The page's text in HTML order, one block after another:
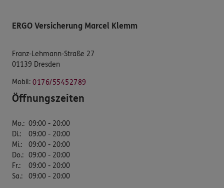
ERGO Versicherung Marcel Klemm
Franz-Lehmann-Straße 27
01139 Dresden
Mobil: 0176/55452789
Öffnungszeiten
Mo.: 09:00 - 20:00
Di.:
09:00 - 20:00
Mi.:
09:00 - 20:00
Do.: 09:00 - 20:00
Fr.:
09:00 - 20:00
Sa.: 09:00 - 20:00